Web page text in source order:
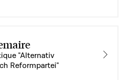
"Alternativ
Reformpartei"